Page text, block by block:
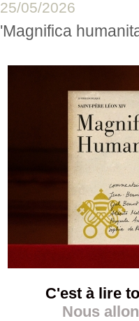
25/05/2026
'Magnifica
C'est à lire
Nous